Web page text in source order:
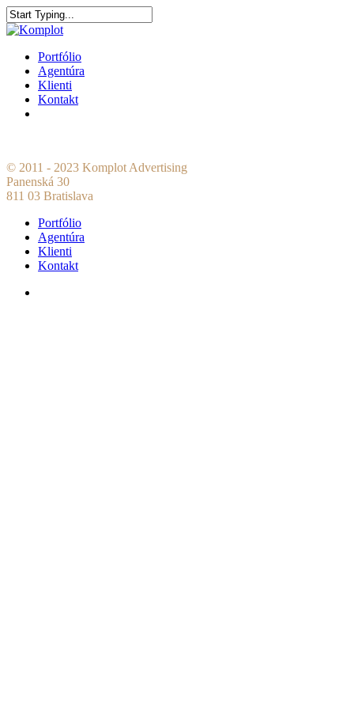
Portfólio
Agentúra
Klienti
Kontakt
© 2011 - 2023 Komplot Advertising
Panenská 30
811 03 Bratislava
Portfólio
Agentúra
Klienti
Kontakt